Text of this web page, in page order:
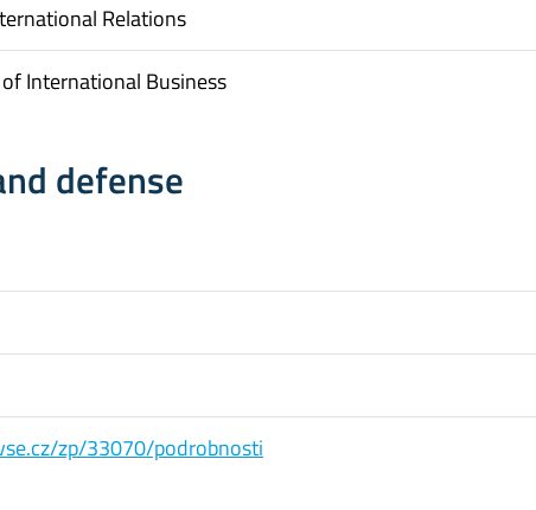
Relations
International Business
defense
zp/33070/podrobnosti